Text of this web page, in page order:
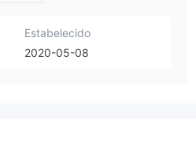
Estabelecido
2020-05-08